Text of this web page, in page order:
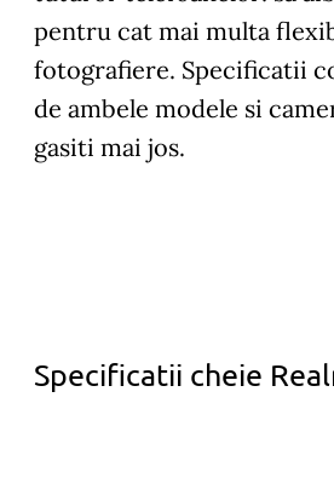
pentru cat mai multa
fotografiere. Specificatii
de ambele modele si
gasiti mai jos.
Specificatii cheie